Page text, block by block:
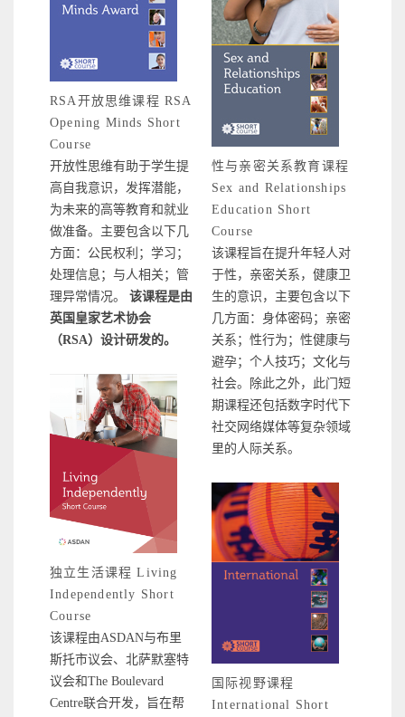
RSA开放思维课程 RSA
Opening Minds Short
Course
开放性思维有助于学生提
高自我意识，发挥潜能，
为未来的高等教育和就业
做准备。主要包含以下几
方面：公民权利；学习；
处理信息；与人相关；管
理异常情况。 该课程是由
英国皇家艺术协会
（RSA）设计研发的。
独立生活课程 Living
Independently Short
Course
该课程由ASDAN与布里
斯托市议会、北萨默塞特
议会和The Boulevard
Centre联合开发，旨在帮
性与亲密关系教育课程
Sex and Relationships
Education Short
Course
该课程旨在提升年轻人对
于性，亲密关系，健康卫
生的意识，主要包含以下
几方面：身体密码；亲密
关系；性行为；性健康与
避孕；个人技巧；文化与
社会。除此之外，此门短
期课程还包括数字时代下
社交网络媒体等复杂领域
里的人际关系。
国际视野课程
International Short